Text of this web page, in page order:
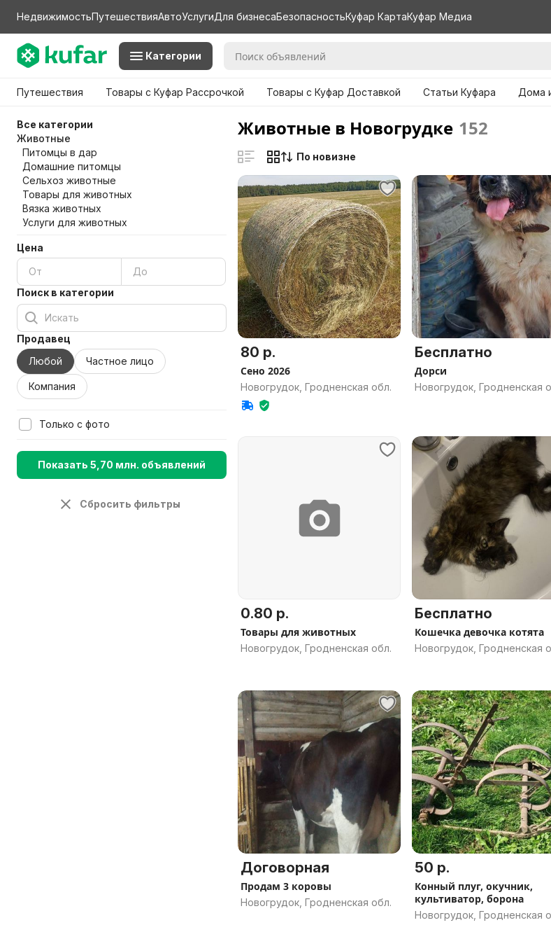
НедвижимостьПутешествияАвтоУслугиДля бизнесаБезопасностьКуфар КартаКуфар Медиа
Категории
Путешествия Товары с Куфар Рассрочкой Товары с Куфар Доставкой Статьи Куфара Дома
Все категории
Животные
Питомцы в дар
Домашние питомцы
Сельхоз животные
Товары для животных
Вязка животных
Услуги для животных
Цена
Поиск в категории
Продавец
Любой
Частное лицо
Компания
Только с фото
Показать 5,70 млн. объявлений
Сбросить фильтры
Животные в Новогрудке 152
По новизне
80 р.
Сено 2026
Новогрудок, Гродненская обл.
Бесплатно
Дорси
Новогрудок, Гродненская
0.80 р.
Товары для животных
Новогрудок, Гродненская обл.
Бесплатно
Кошечка девочка котята
Новогрудок, Гродненская
Договорная
Продам 3 коровы
Новогрудок, Гродненская обл.
50 р.
Конный плуг, окучник,
культиватор, борона
Новогрудок, Гродненская